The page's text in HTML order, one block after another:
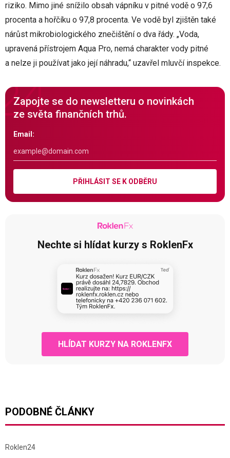
riziko. Mimo jiné snížilo obsah vápníku v pitné vodě o 97,6
procenta a hořčíku o 97,8 procenta. Ve vodě byl zjištěn také
nárůst mikrobiologického znečištění o dva řády. „Voda,
upravená přístrojem Aqua Pro, nemá charakter vody pitné
a nelze ji používat jako její náhradu,“ uzavřel mluvčí inspekce.
Zapojte se do newsletteru o novinkách
ze světa finančních trhů.
Email:
PŘIHLÁSIT SE K ODBĚRU
Nechte si hlídat kurzy s RoklenFx
HLÍDAT KURZY NA ROKLENFX
PODOBNÉ ČLÁNKY
Roklen24